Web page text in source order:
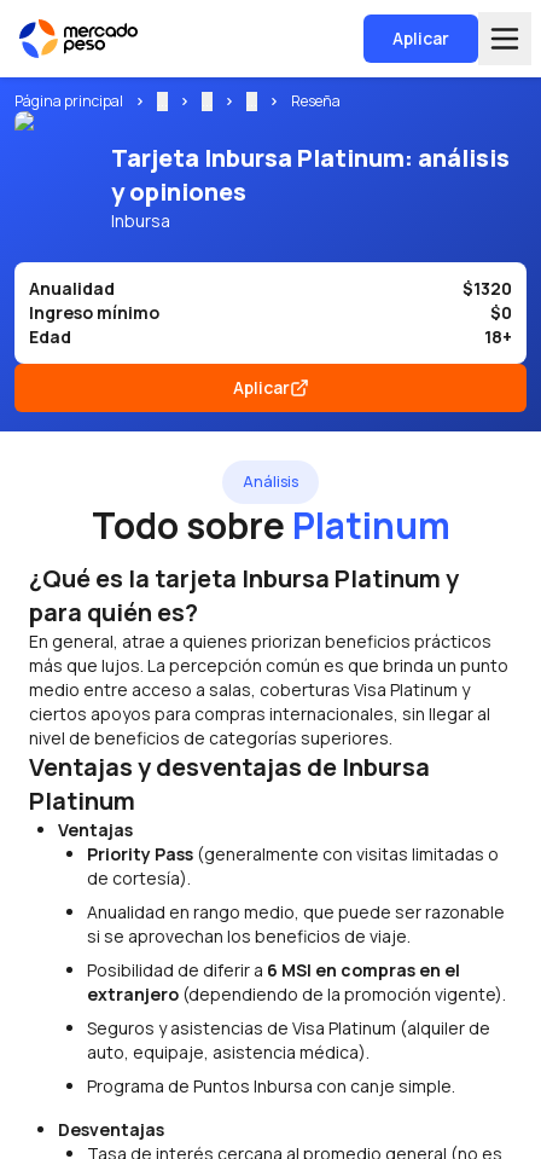
Aplicar
Página principal Reseña
Tarjeta Inbursa Platinum: análisis
y opiniones
Inbursa
Anualidad
$1320
Ingreso mínimo
$0
Edad
18+
Aplicar
Análisis
Todo sobre Platinum
¿Qué es la tarjeta Inbursa Platinum y
para quién es?
En general, atrae a quienes priorizan beneficios prácticos
más que lujos. La percepción común es que brinda un punto
medio entre acceso a salas, coberturas Visa Platinum y
ciertos apoyos para compras internacionales, sin llegar al
nivel de beneficios de categorías superiores.
Ventajas y desventajas de Inbursa
Platinum
Ventajas
Priority Pass (generalmente con visitas limitadas o
de cortesía).
Anualidad en rango medio, que puede ser razonable
si se aprovechan los beneficios de viaje.
Posibilidad de diferir a 6 MSI en compras en el
extranjero (dependiendo de la promoción vigente).
Seguros y asistencias de Visa Platinum (alquiler de
auto, equipaje, asistencia médica).
Programa de Puntos Inbursa con canje simple.
Desventajas
Tasa de interés cercana al promedio general (no es